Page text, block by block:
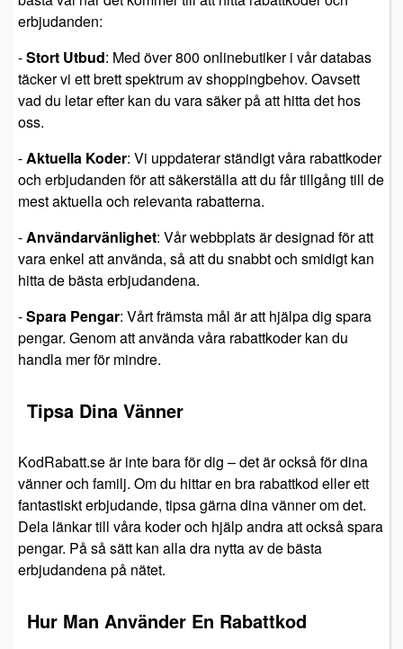
erbjudanden:
-Stort Utbud: Med över 800 onlinebutiker i vår databas
täcker vi ett brett spektrum av shoppingbehov. Oavsett
vad du letar efter kan du vara säker på att hitta det hos
oss.
-Aktuella Koder: Vi uppdaterar ständigt våra rabattkoder
och erbjudanden för att säkerställa att du får tillgång till de
mest aktuella och relevanta rabatterna.
-Användarvänlighet: Vår webbplats är designad för att
vara enkel att använda, så att du snabbt och smidigt kan
hitta de bästa erbjudandena.
-Spara Pengar: Vårt främsta mål är att hjälpa dig spara
pengar. Genom att använda våra rabattkoder kan du
handla mer för mindre.
Tipsa Dina Vänner
KodRabatt.se är inte bara för dig – det är också för dina
vänner och familj. Om du hittar en bra rabattkod eller ett
fantastiskt erbjudande, tipsa gärna dina vänner om det.
Dela länkar till våra koder och hjälp andra att också spara
pengar. På så sätt kan alla dra nytta av de bästa
erbjudandena på nätet.
Hur Man Använder En Rabattkod